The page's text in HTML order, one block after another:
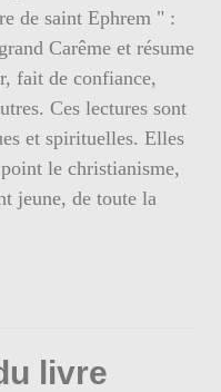
de saint Ephrem " :
Carême et résume
fait de confiance,
Ces lectures sont
et spirituelles. Elles
le christianisme,
jeune, de toute la
livre